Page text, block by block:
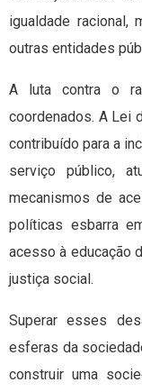
igualdade racional,
outras entidades
A luta contra o
coordenados. A Lei
contribuído para a
serviço público,
mecanismos de
políticas esbarra
acesso à educação
justiça social.
Superar esses
esferas da
construir uma